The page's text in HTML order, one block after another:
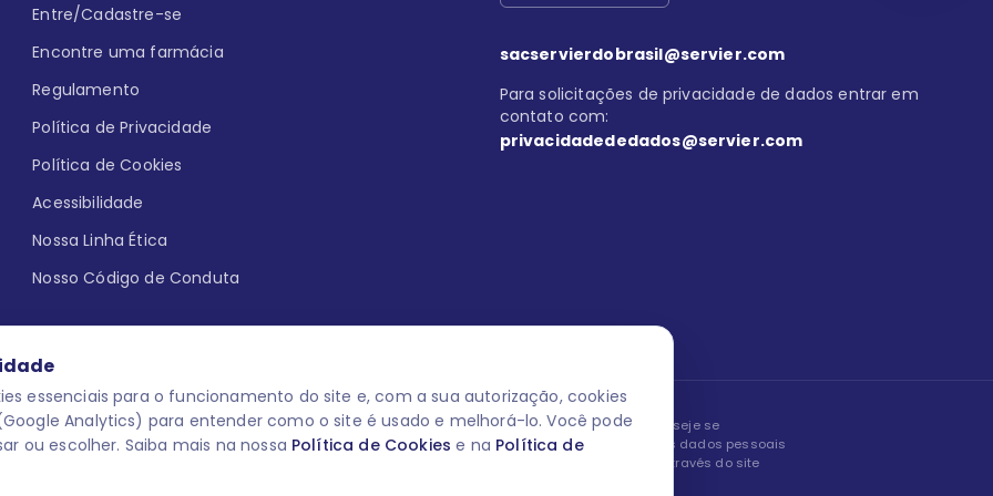
essenciais para o funcionamento do site e, com a sua autorização, cookies
Analytics) para entender como o site é usado e melhorá-lo. Você pode
ou escolher. Saiba mais na nossa Política de Cookies e na Política de
Entre/Cadastre-se
Encontre uma farmácia
Regulamento
Política de Privacidade
Política de Cookies
Acessibilidade
Nossa Linha Ética
Nosso Código de Conduta
sacservierdobrasil@servier.com
Para solicitações de privacidade de dados entrar em
contato com:
privacidadededados@servier.com
aqui uma reação adversa com
para o público leigo e para os
medicamentos. M-AS ONE-
O laboratório Servier do Brasil respeita os seus dados! Caso deseje se
descredenciar do Programa e apagar, editar ou corrigir os seus dados pessoais
você pode fazê-lo a qualquer momento entrando em contato através do site